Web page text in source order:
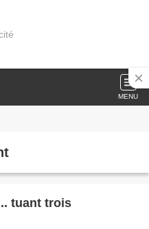
MENU
tuant trois